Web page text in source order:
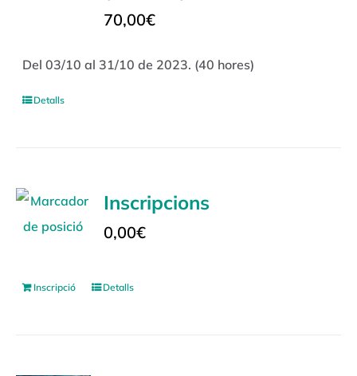
70,00€
Del 03/10 al 31/10 de 2023. (40 hores)
Detalls
Inscripcions
0,00€
Inscripció Detalls